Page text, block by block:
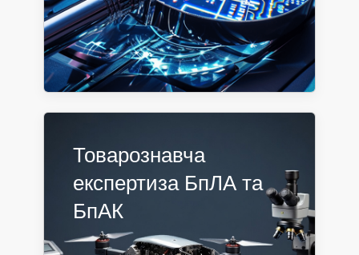
Товарознавча
експертиза БпЛА та
БпАК